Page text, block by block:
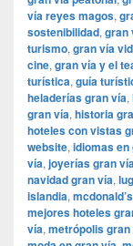
vía reyes magos,
sostenibilidad, gran
turismo, gran vía
cine, gran vía y el
turística, guía
heladerías gran vía,
gran vía, historia
hoteles con vistas
website, idiomas en
vía, joyerías gran
navidad gran vía,
islandia,
mejores hoteles
vía, metrópolis gran